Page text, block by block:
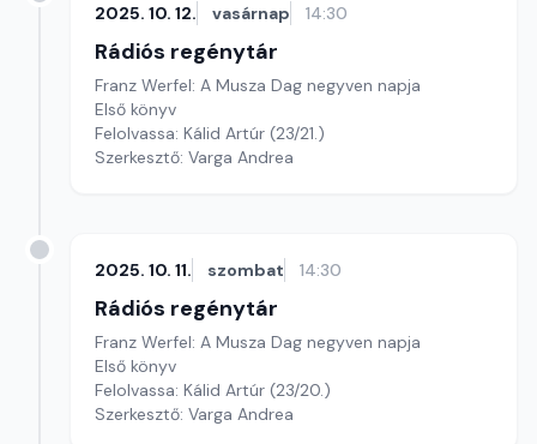
2025. 10. 12. vasárnap 14:30
Rádiós regénytár
Franz Werfel: A Musza Dag negyven napja
Első könyv
Felolvassa: Kálid Artúr (23/21.)
Szerkesztő: Varga Andrea
2025. 10. 11. szombat 14:30
Rádiós regénytár
Franz Werfel: A Musza Dag negyven napja
Első könyv
Felolvassa: Kálid Artúr (23/20.)
Szerkesztő: Varga Andrea